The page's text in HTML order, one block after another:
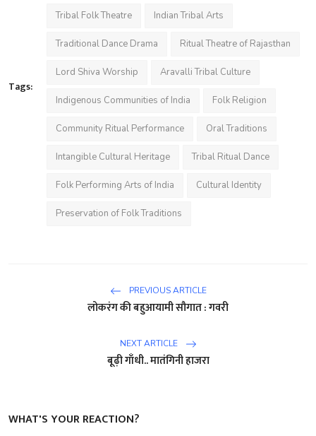
Tags:
Tribal Folk Theatre Indian Tribal Arts
Traditional Dance Drama Ritual Theatre of Rajasthan
Lord Shiva Worship Aravalli Tribal Culture
Indigenous Communities of India Folk Religion
Community Ritual Performance Oral Traditions
Intangible Cultural Heritage Tribal Ritual Dance
Folk Performing Arts of India Cultural Identity
Preservation of Folk Traditions
PREVIOUS ARTICLE
लोकरंग की बहुआयामी सौगात : गवरी
NEXT ARTICLE
बूढ़ी गाँधी.. मातंगिनी हाजरा
WHAT'S YOUR REACTION?